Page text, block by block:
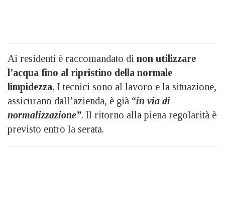
Ai residenti è raccomandato di non utilizzare
l’acqua fino al ripristino della normale
limpidezza. I tecnici sono al lavoro e la situazione,
assicurano dall’azienda, è già “in via di
normalizzazione”. Il ritorno alla piena regolarità è
previsto entro la serata.